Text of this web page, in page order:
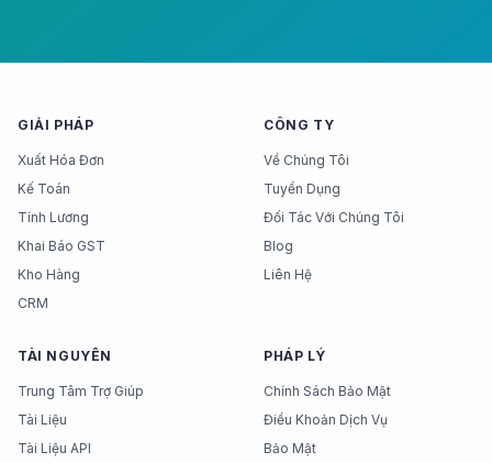
GIẢI PHÁP
Xuất Hóa Đơn
Kế Toán
Tính Lương
Khai Báo GST
Kho Hàng
CRM
CÔNG TY
Về Chúng Tôi
Tuyển Dụng
Đối Tác Với Chúng Tôi
Blog
Liên Hệ
TÀI NGUYÊN
Trung Tâm Trợ Giúp
Tài Liệu
Tài Liệu API
PHÁP LÝ
Chính Sách Bảo Mật
Điều Khoản Dịch Vụ
Bảo Mật